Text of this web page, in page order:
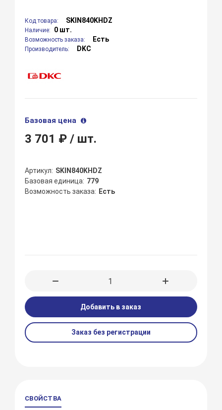
Код товара: SKIN840KHDZ
Наличие: 0 шт.
Возможность заказа: Есть
Производитель: DKC
Базовая цена
3 701 ₽/ шт.
Артикул
SKIN840KHDZ
Базовая единица 779
Возможность заказа
Есть
Добавить в заказ
Заказ без регистрации
СВОЙСТВА